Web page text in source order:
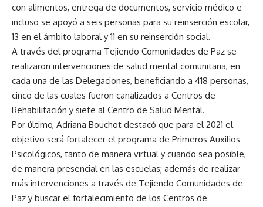
con alimentos, entrega de documentos, servicio médico e
incluso se apoyó a seis personas para su reinserción escolar,
13 en el ámbito laboral y 11 en su reinserción social.
A través del programa Tejiendo Comunidades de Paz se
realizaron intervenciones de salud mental comunitaria, en
cada una de las Delegaciones, beneficiando a 418 personas,
cinco de las cuales fueron canalizados a Centros de
Rehabilitación y siete al Centro de Salud Mental.
Por último, Adriana Bouchot destacó que para el 2021 el
objetivo será fortalecer el programa de Primeros Auxilios
Psicológicos, tanto de manera virtual y cuando sea posible,
de manera presencial en las escuelas; además de realizar
más intervenciones a través de Tejiendo Comunidades de
Paz y buscar el fortalecimiento de los Centros de